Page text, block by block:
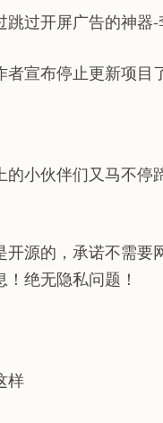
跳过开屏广告的神器-
者宣布停止更新项目
的小伙伴们又马不停
开源的，承诺不需要
绝无隐私问题！
样